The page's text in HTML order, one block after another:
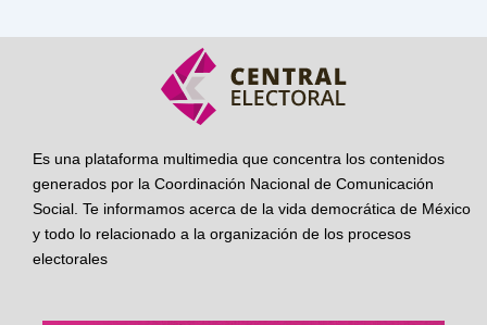
Es una plataforma multimedia que concentra los contenidos
generados por la Coordinación Nacional de Comunicación
Social. Te informamos acerca de la vida democrática de México
y todo lo relacionado a la organización de los procesos
electorales